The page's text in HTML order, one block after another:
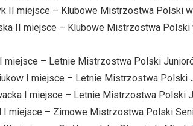
II miejsce – Klubowe Mistrzostwa Polski
II miejsce – Klubowe Mistrzostwa Polski
miejsce – Letnie Mistrzostwa Polski
I miejsce – Letnie Mistrzostwa Polski
I miejsce – Letnie Mistrzostwa Polski
I miejsce – Zimowe Mistrzostwa Polski